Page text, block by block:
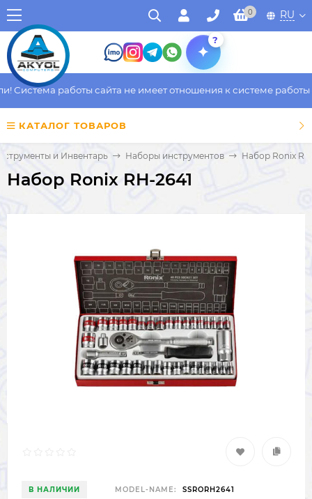
0 RU
?
работы сайта не имеет отношения к системе работы
КАТАЛОГ ТОВАРОВ
и Инвентарь Наборы инструментов Набор Ronix
Набор Ronix RH-2641
В НАЛИЧИИ MODEL-NAME: SSRORH2641